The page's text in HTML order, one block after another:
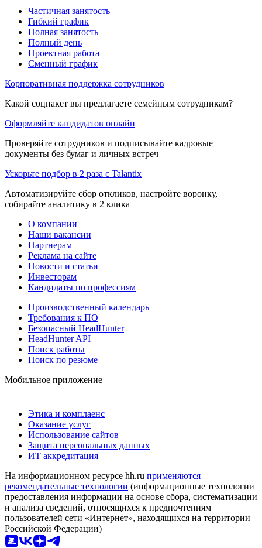
Частичная занятость
Гибкий график
Полная занятость
Полный день
Проектная работа
Сменный график
Корпоративная поддержка сотрудников
Какой соцпакет вы предлагаете семейным сотрудникам?
Оформляйте кандидатов онлайн
Проверяйте сотрудников и подписывайте кадровые
документы без бумаг и личных встреч
Ускорьте подбор в 2 раза с Talantix
Автоматизируйте сбор откликов, настройте воронку,
собирайте аналитику в 2 клика
О компании
Наши вакансии
Партнерам
Реклама на сайте
Новости и статьи
Инвесторам
Кандидаты по профессиям
Производственный календарь
Требования к ПО
Безопасный HeadHunter
HeadHunter API
Поиск работы
Поиск по резюме
Мобильное приложение
Этика и комплаенс
Оказание услуг
Использование сайтов
Защита персональных данных
ИТ аккредитация
На информационном ресурсе hh.ru применяются
рекомендательные технологии (информационные технологии
предоставления информации на основе сбора, систематизации
и анализа сведений, относящихся к предпочтениям
пользователей сети «Интернет», находящихся на территории
Российской Федерации)